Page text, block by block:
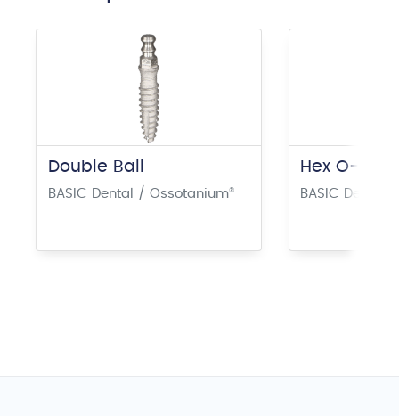
Double Ball
BASIC Dental / Ossotanium®
Hex O-Ball
BASIC Dental